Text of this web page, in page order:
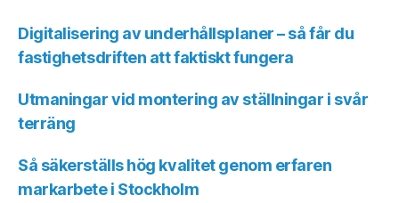
Digitalisering av underhållsplaner – så får du
fastighetsdriften att faktiskt fungera
Utmaningar vid montering av ställningar i svår
terräng
Så säkerställs hög kvalitet genom erfaren
markarbete i Stockholm